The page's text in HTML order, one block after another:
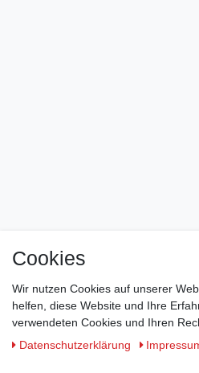
Cookies
Wir nutzen Cookies auf unserer
helfen, diese Website und Ihre
verwendeten Cookies und Ihren
Daten­schutz­erklärung